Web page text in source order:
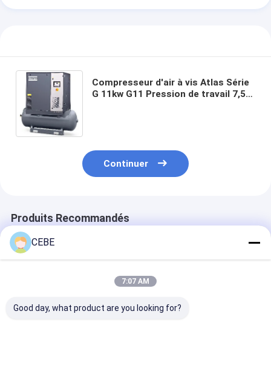
Compresseur d'air à vis Atlas Série
G 11kw G11 Pression de travail 7,5 à
Continuer
Produits Recommandés
CEBE
7:07 AM
Good day, what product are you looking for?